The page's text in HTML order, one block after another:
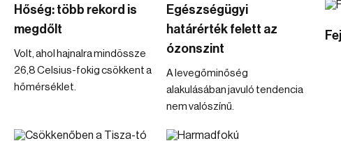
Hőség: több rekord is
megdőlt
Volt, ahol hajnalra mindössze
26,8 Celsius-fokig csökkent a
hőmérséklet.
Egészségügyi
határérték felett az
ózonszint
A levegőminőség
alakulásában javuló tendencia
nem valószínű.